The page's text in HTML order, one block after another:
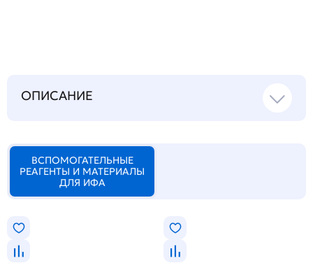
ОПИСАНИЕ
ВСПОМОГАТЕЛЬНЫЕ
РЕАГЕНТЫ И МАТЕРИАЛЫ
ДЛЯ ИФА